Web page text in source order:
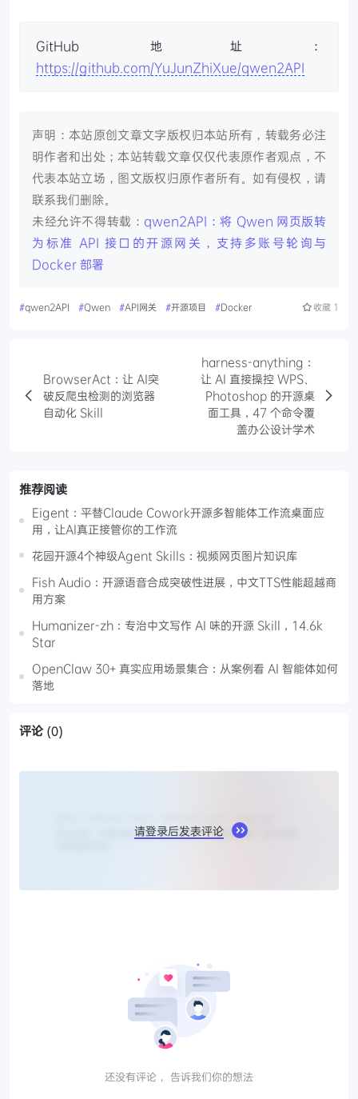
GitHub 地址：
https://github.com/YuJunZhiXue/qwen2API
声明：本站原创文章文字版权归本站所有，转载务必注
明作者和出处；本站转载文章仅仅代表原作者观点，不
代表本站立场，图文版权归原作者所有。如有侵权，请
联系我们删除。
未经允许不得转载： qwen2API：将 Qwen 网页版转
为标准 API 接口的开源网关，支持多账号轮询与
Docker 部署
#qwen2API #Qwen #API网关 #开源项目 #Docker 收藏 1
BrowserAct：让 AI突
破反爬虫检测的浏览器
自动化 Skill
harness-anything：
让 AI 直接操控 WPS、
Photoshop 的开源桌
面工具，47 个命令覆
盖办公设计学术
推荐阅读
Eigent：平替Claude Cowork开源多智能体工作流桌面应
用，让AI真正接管你的工作流
花园开源4个神级Agent Skills：视频网页图片知识库
Fish Audio：开源语音合成突破性进展，中文TTS性能超越商
用方案
Humanizer-zh：专治中文写作 AI 味的开源 Skill，14.6k
Star
OpenClaw 30+ 真实应用场景集合：从案例看 AI 智能体如何
落地
评论 (0)
请登录后发表评论
还没有评论， 告诉我们你的想法